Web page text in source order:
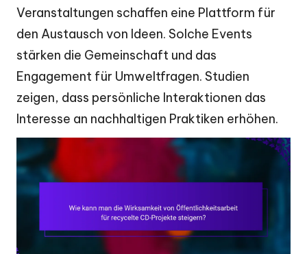
Veranstaltungen schaffen eine Plattform für
den Austausch von Ideen. Solche Events
stärken die Gemeinschaft und das
Engagement für Umweltfragen. Studien
zeigen, dass persönliche Interaktionen das
Interesse an nachhaltigen Praktiken erhöhen.